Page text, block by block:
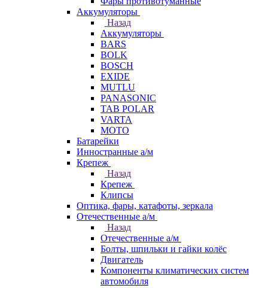
Аккумуляторы
Назад
Аккумуляторы
BARS
BOLK
BOSCH
EXIDE
MUTLU
PANASONIC
TAB POLAR
VARTA
МОТО
Батарейки
Инностранные а/м
Крепеж
Назад
Крепеж
Клипсы
Оптика, фары, катафоты, зеркала
Отечественные а/м
Назад
Отечественные а/м
Болты, шпильки и гайки колёс
Двигатель
Компоненты климатических систем
автомобиля